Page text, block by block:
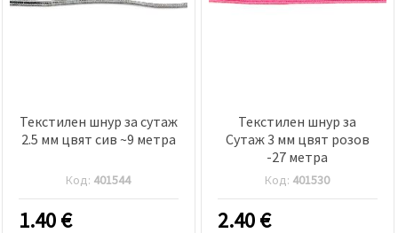
Текстилен шнур за сутаж
2.5 мм цвят сив ~9 метра
Код: 401544
1.40€
Текстилен шнур за
Сутаж 3 мм цвят розов
-27 метра
Код: 401530
2.40€